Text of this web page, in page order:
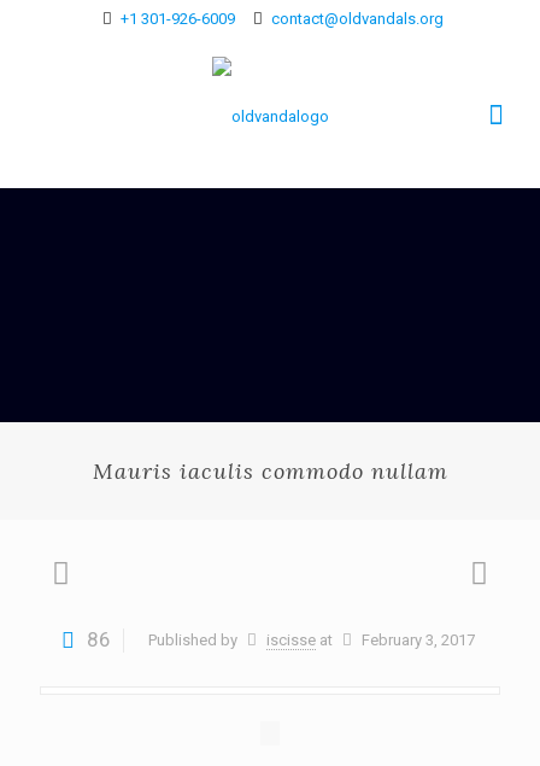
+1 301-926-6009 contact@oldvandals.org
Mauris iaculis commodo nullam
86 Published by iscisse at February 3, 2017